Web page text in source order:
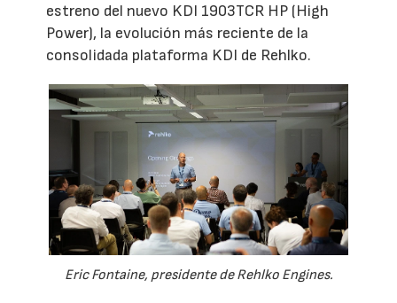
estreno del nuevo KDI 1903TCR HP (High
Power), la evolución más reciente de la
consolidada plataforma KDI de Rehlko.
Eric Fontaine, presidente de Rehlko Engines.